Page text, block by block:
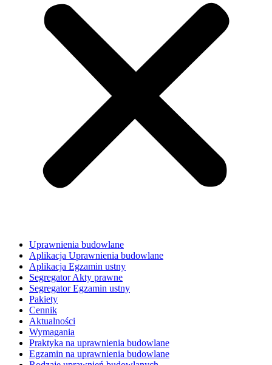
Uprawnienia budowlane
Aplikacja Uprawnienia budowlane
Aplikacja Egzamin ustny
Segregator Akty prawne
Segregator Egzamin ustny
Pakiety
Cennik
Aktualności
Wymagania
Praktyka na uprawnienia budowlane
Egzamin na uprawnienia budowlane